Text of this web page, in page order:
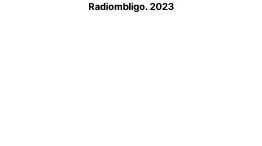
Radiombligo. 2023